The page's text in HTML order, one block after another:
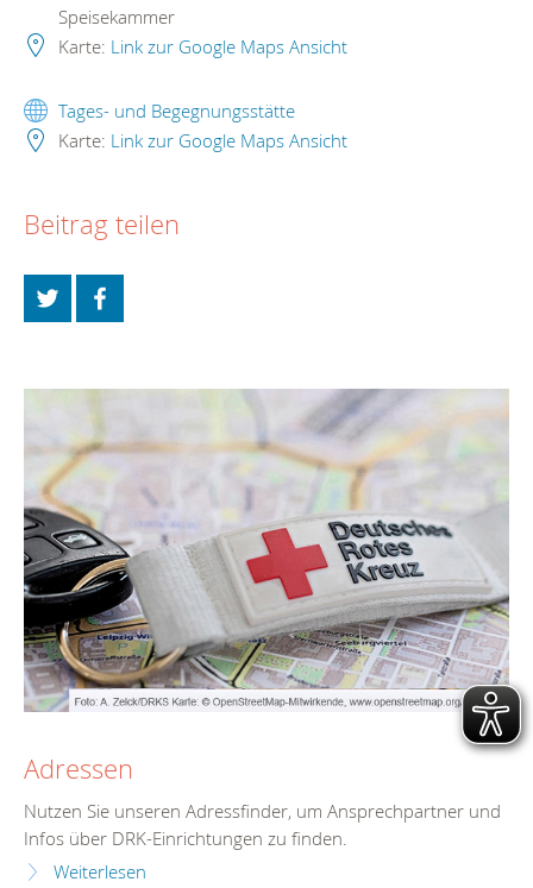
Speisekammer
Karte: Link zur Google Maps Ansicht
Tages- und Begegnungsstätte
Karte: Link zur Google Maps Ansicht
Beitrag teilen
Adressen
Nutzen Sie unseren Adressfinder, um Ansprechpartner und
Infos über DRK-Einrichtungen zu finden.
Weiterlesen